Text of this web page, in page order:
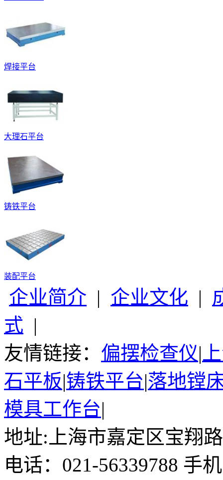
焊接平台
大理石平台
铸铁平台
装配平台
企业简介 | 企业文化 |
式 |
友情链接： 偏摆检查仪|
石平板|铸铁平台|落地镗
模具工作台|
地址:上海市嘉定区宝翔
电话：021-56339788 手